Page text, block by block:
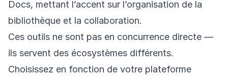
Docs, mettant l’accent sur l’organisation de la
bibliothèque et la collaboration.
Ces outils ne sont pas en concurrence directe —
ils servent des écosystèmes différents.
Choisissez en fonction de votre plateforme